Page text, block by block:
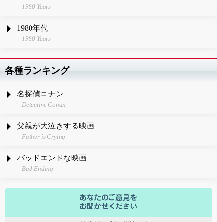
1990 Years
1980年代
1990 Years
各種ランキング
名探偵コナン
Detective Conan
父親が大泣きする映画
Father is Crying
バッドエンドな映画
Bad Ending